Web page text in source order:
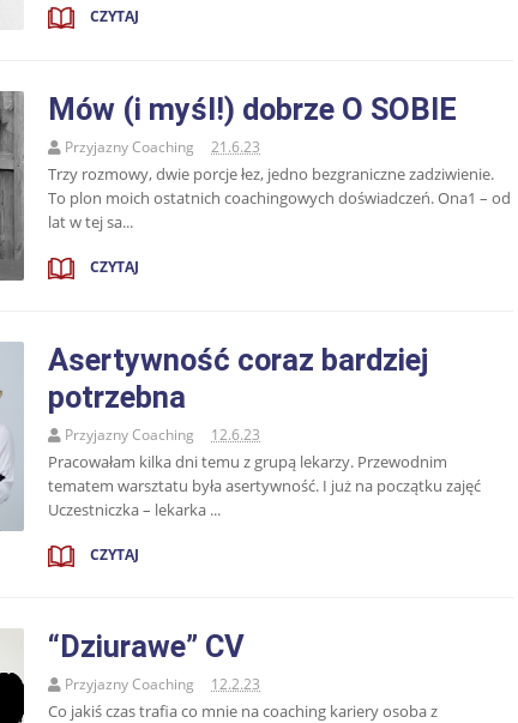
CZYTAJ
Mów (i myśl!) dobrze O SOBIE
Przyjazny Coaching 21.6.23
Trzy rozmowy, dwie porcje łez, jedno bezgraniczne zadziwienie.
To plon moich ostatnich coachingowych doświadczeń. Ona1 – od
lat w tej sa...
CZYTAJ
Asertywność coraz bardziej
potrzebna
Przyjazny Coaching 12.6.23
Pracowałam kilka dni temu z grupą lekarzy. Przewodnim
tematem warsztatu była asertywność. I już na początku zajęć
Uczestniczka – lekarka ...
CZYTAJ
“Dziurawe” CV
Przyjazny Coaching 12.2.23
Co jakiś czas trafia co mnie na coaching kariery osoba z